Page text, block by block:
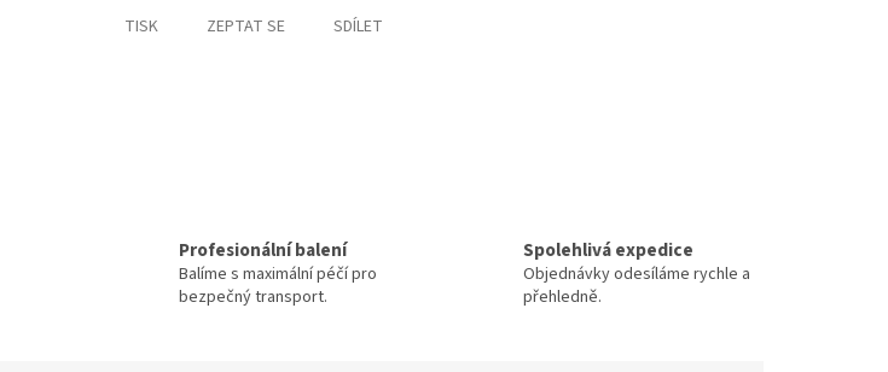
TISK ZEPTAT SE SDÍLET
Profesionální balení
Balíme s maximální péčí pro
bezpečný transport.
Spolehlivá expedice
Objednávky odesíláme rychle a
přehledně.